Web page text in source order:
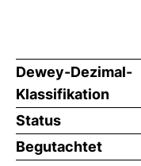
Dewey-Dezimal-
Klassifikation
Status
Begutachtet